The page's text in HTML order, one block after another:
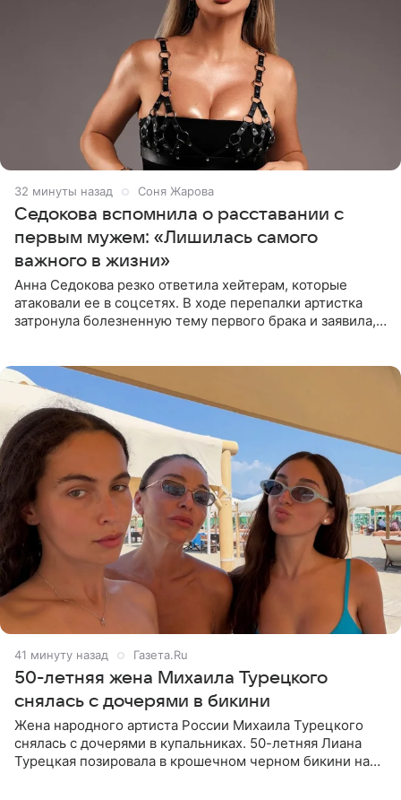
32 минуты назад Соня Жарова
Седокова вспомнила о расставании с
первым мужем: «Лишилась самого
важного в жизни»
Анна Седокова резко ответила хейтерам, которые
атаковали ее в соцсетях. В ходе перепалки артистка
затронула болезненную тему первого брака и заявила,
41 минуту назад Газета.Ru
50-летняя жена Михаила Турецкого
снялась с дочерями в бикини
Жена народного артиста России Михаила Турецкого
снялась с дочерями в купальниках. 50-летняя Лиана
Турецкая позировала в крошечном черном бикини на